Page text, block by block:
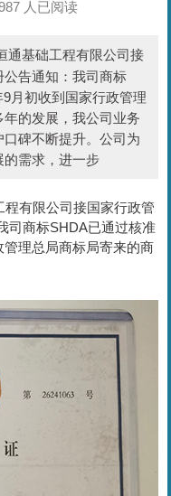
人已阅读
基础工程有限公司接
告通知：我司商标
月初收到国家行政管理
的发展，我公司业务
碑不断提升。公司为
的需求，进一步
程有限公司接国家行政管
司商标SHDA已通过核准
理总局商标局寄来的商